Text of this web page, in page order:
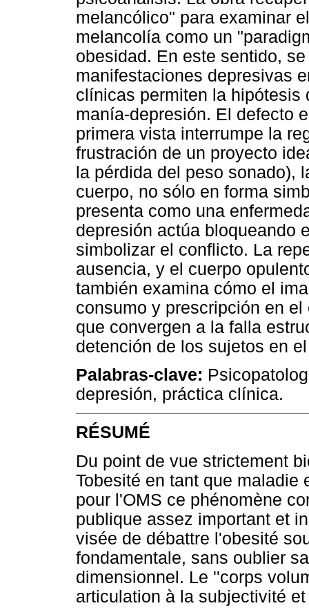
melancólico" para examinar
melancolía como un
obesidad. En este sentido,
manifestaciones depresivas
clínicas permiten la hipótesis
manía-depresión. El defecto
primera vista interrumpe la
frustración de un proyecto
la pérdida del peso sonado),
cuerpo, no sólo en forma
presenta como una
depresión actúa bloqueando
simbolizar el conflicto. La
ausencia, y el cuerpo
también examina cómo el
consumo y prescripción en
que convergen a la falla
detención de los sujetos en
Palabras-clave:
depresión, práctica clínica.
RÉSUMÉ
Du point de vue strictement
Tobesité en tant que maladie
pour l'OMS ce phénomène
publique assez important et
visée de débattre l'obesité
fondamentale, sans oublier
dimensionnel. Le ''corps
articulation à la subjectivité